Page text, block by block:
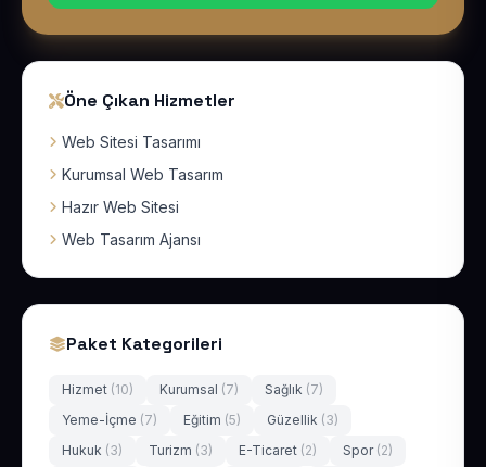
Öne Çıkan Hizmetler
Web Sitesi Tasarımı
Kurumsal Web Tasarım
Hazır Web Sitesi
Web Tasarım Ajansı
Paket Kategorileri
Hizmet (10) Kurumsal (7) Sağlık (7)
Yeme-İçme (7) Eğitim (5) Güzellik (3)
Hukuk (3) Turizm (3) E-Ticaret (2) Spor (2)